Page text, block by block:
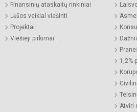
Finansinių ataskaitų rinkiniai
Lėšos veiklai viešinti
Projektai
Viešieji pirkimai
1,2%
Atviri